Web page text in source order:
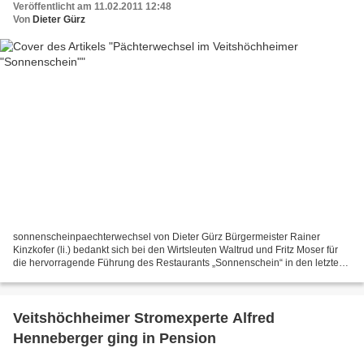
Veröffentlicht am 11.02.2011 12:48
Von Dieter Gürz
sonnenscheinpaechterwechsel von Dieter Gürz Bürgermeister Rainer
Kinzkofer (li.) bedankt sich bei den Wirtsleuten Waltrud und Fritz Moser für
die hervorragende Führung des Restaurants „Sonnenschein“ in den letzten
Veitshöchheimer Stromexperte Alfred
Henneberger ging in Pension